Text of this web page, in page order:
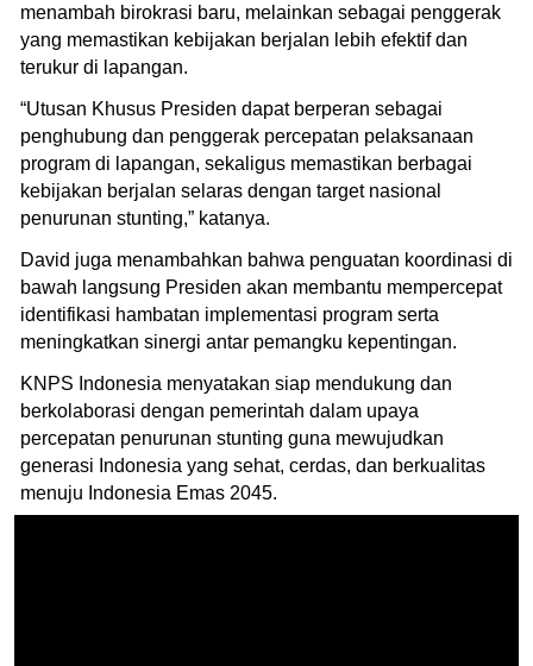
menambah birokrasi baru, melainkan sebagai penggerak
yang memastikan kebijakan berjalan lebih efektif dan
terukur di lapangan.
“Utusan Khusus Presiden dapat berperan sebagai
penghubung dan penggerak percepatan pelaksanaan
program di lapangan, sekaligus memastikan berbagai
kebijakan berjalan selaras dengan target nasional
penurunan stunting,” katanya.
David juga menambahkan bahwa penguatan koordinasi di
bawah langsung Presiden akan membantu mempercepat
identifikasi hambatan implementasi program serta
meningkatkan sinergi antar pemangku kepentingan.
KNPS Indonesia menyatakan siap mendukung dan
berkolaborasi dengan pemerintah dalam upaya
percepatan penurunan stunting guna mewujudkan
generasi Indonesia yang sehat, cerdas, dan berkualitas
menuju Indonesia Emas 2045.